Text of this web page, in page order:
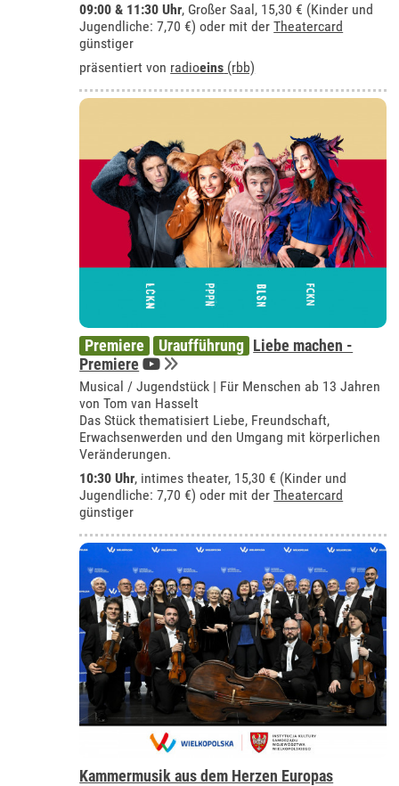
09:00 & 11:30 Uhr, Großer Saal, 15,30 € (Kinder und
Jugendliche: 7,70 €) oder mit derTheatercard
günstiger
präsentiert von radioeins (rbb)
Premiere Uraufführung Liebe machen -
Premiere
Musical / Jugendstück | Für Menschen ab 13 Jahren
von Tom van Hasselt
Das Stück thematisiert Liebe, Freundschaft,
Erwachsenwerden und den Umgang mit körperlichen
Veränderungen.
10:30 Uhr, intimes theater, 15,30 € (Kinder und
Jugendliche: 7,70 €) oder mit derTheatercard
günstiger
Kammermusik aus dem Herzen Europas